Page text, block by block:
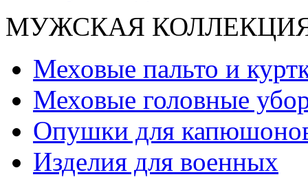
МУЖСКАЯ
Меховые пальто и
Меховые головные
Опушки для
Изделия для военных